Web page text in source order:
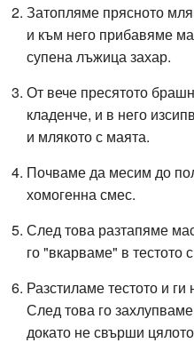
Затопляме прясното
и към него прибавяме
супена лъжица захар.
От вече пресятото
кладенче, и в него
и млякото с маята.
Почваме да месим до
хомогенна смес.
След това разтапяме
го "вкарваме" в тестото
Разстиламе тестото и
След това го
докато не свърши